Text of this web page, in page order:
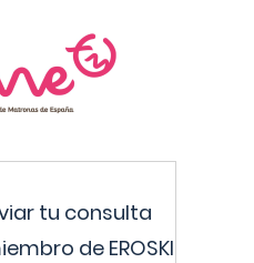
tu consulta
de EROSKI